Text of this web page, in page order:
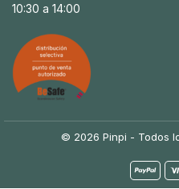
10:30 a 14:00
© 2026 Pinpi - Todos